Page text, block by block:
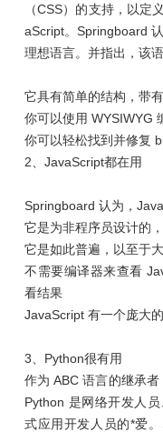
（CSS）的支持，以定
aScript。Springboard
理想语言。并指出，该
它具有简单的结构，带
你可以使用 WYSIWYG
你可以轻松找到并修复
2、JavaScript都在用
Springboard 认为，
它是为非程序员设计的
它是如此普遍，以至于
不需要编译器来查看
看结果
JavaScript 有一个庞大
3、Python很有用
作为 ABC 语言的继承者
Python 是网络开发人
式应用开发人员的*爱